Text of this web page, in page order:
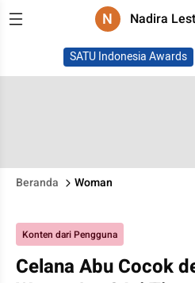
N Nadira
SATU Indonesia Awards
Beranda Woman
Konten dari Pengguna
Celana Abu Cocok